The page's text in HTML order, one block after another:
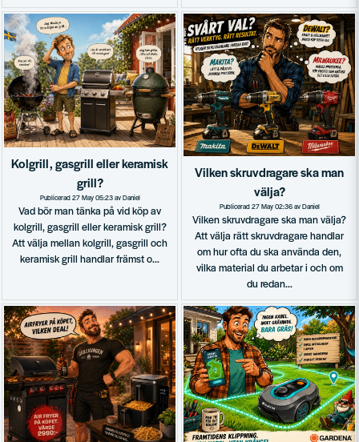
Kolgrill, gasgrill eller keramisk
grill?
Publicerad 27 May 05:23 av Daniel
Vad bör man tänka på vid köp av
kolgrill, gasgrill eller keramisk grill?
Att välja mellan kolgrill, gasgrill och
keramisk grill handlar främst o...
Vilken skruvdragare ska man
välja?
Publicerad 27 May 02:36 av Daniel
Vilken skruvdragare ska man välja?
Att välja rätt skruvdragare handlar
om hur ofta du ska använda den,
vilka material du arbetar i och om
du redan...